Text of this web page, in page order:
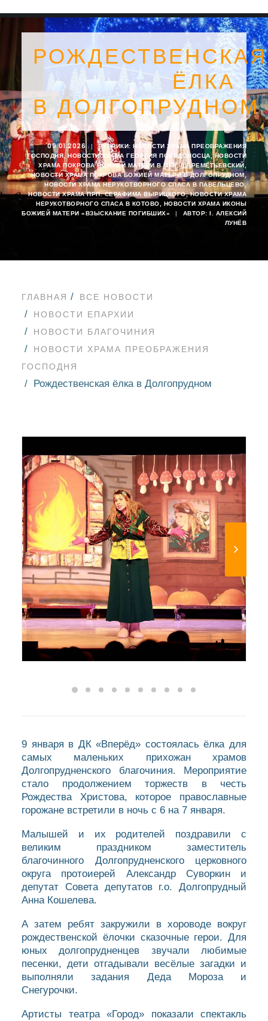
SEARCH
РОЖДЕСТВЕНСКАЯ
ЁЛКА
В ДОЛГОПРУДНОМ
09.01.2026 | РУБРИКИ: НОВОСТИ ХРАМА ПРЕОБРАЖЕНИЯ
ГОСПОДНЯ,НОВОСТИ ХРАМА ГЕОРГИЯ ПОБЕДОНОСЦА,НОВОСТИ
ХРАМА ПОКРОВА БОЖИЕЙ МАТЕРИ В МКР. ШЕРЕМЕТЬЕВСКИЙ
НОВОСТИ ХРАМА ПОКРОВА БОЖИЕЙ МАТЕРИ В ДОЛГОПРУДНОМ,
НОВОСТИ ХРАМА НЕРУКОТВОРНОГО СПАСА В ПАВЕЛЬЦЕВО,
НОВОСТИ ХРАМА ПРП. СЕРАФИМА ВЫРИЦКОГО,НОВОСТИ ХРАМА
НЕРУКОТВОРНОГО СПАСА В КОТОВО
НОВОСТИ ХРАМА ИКОНЫ
БОЖИЕЙ МАТЕРИ «ВЗЫСКАНИЕ ПОГИБШИХ»
| АВТОР: I. АЛЕКСИЙ
ЛУНЁВ
ГЛАВНАЯ
ВСЕ НОВОСТИ
НОВОСТИ ЕПАРХИИ
НОВОСТИ БЛАГОЧИНИЯ
НОВОСТИ ХРАМА ПРЕОБРАЖЕНИЯ
ГОСПОДНЯ
Рождественская ёлка в Долгопрудном
9 января в ДК «Вперёд» состоялась ёлка для
самых маленьких прихожан храмов
Долгопрудненского благочиния. Мероприятие
стало продолжением торжеств в честь
Рождества Христова, которое православные
горожане встретили в ночь с 6 на 7 января.
Малышей и их родителей поздравили с
великим праздником заместитель
благочинного Долгопрудненского церковного
округа протоиерей Александр Суворкин и
депутат Совета депутатов г.о. Долгопрудный
Анна Кошелева.
А затем ребят закружили в хороводе вокруг
рождественской ёлочки сказочные герои. Для
юных долгопрудненцев звучали любимые
песенки, дети отгадывали весёлые загадки и
выполняли задания Деда Мороза и
Снегурочки.
Артисты театра «Город» показали спектакль